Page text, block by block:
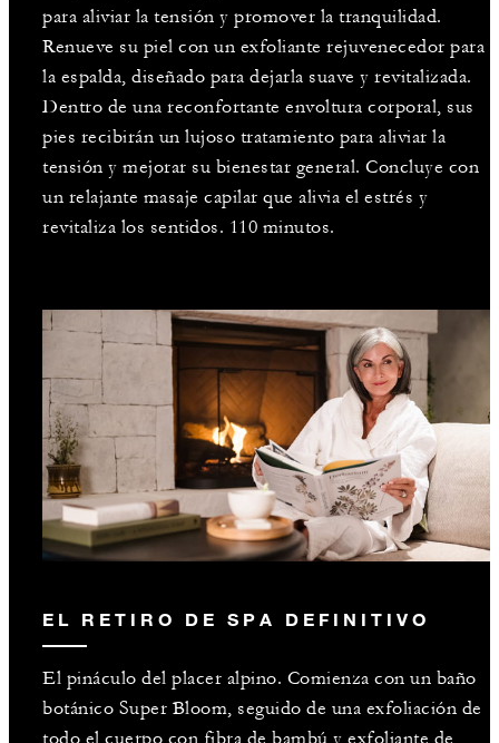
para aliviar la tensión y promover la tranquilidad.
Renueve su piel con un exfoliante rejuvenecedor para
la espalda, diseñado para dejarla suave y revitalizada.
Dentro de una reconfortante envoltura corporal, sus
pies recibirán un lujoso tratamiento para aliviar la
tensión y mejorar su bienestar general. Concluye con
un relajante masaje capilar que alivia el estrés y
revitaliza los sentidos. 110 minutos.
EL RETIRO DE SPA DEFINITIVO
El pináculo del placer alpino. Comienza con un baño
botánico Super Bloom, seguido de una exfoliación de